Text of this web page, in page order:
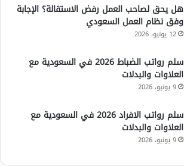
هل يحق لصاحب العمل رفض الاستقالة؟ الإجابة
وفق نظام العمل السعودي
12 يونيو، 2026
سلم رواتب الضباط 2026 في السعودية مع
العلاوات والبدلات
9 يونيو، 2026
سلم رواتب الافراد 2026 في السعودية مع
العلاوات والبدلات
9 يونيو، 2026